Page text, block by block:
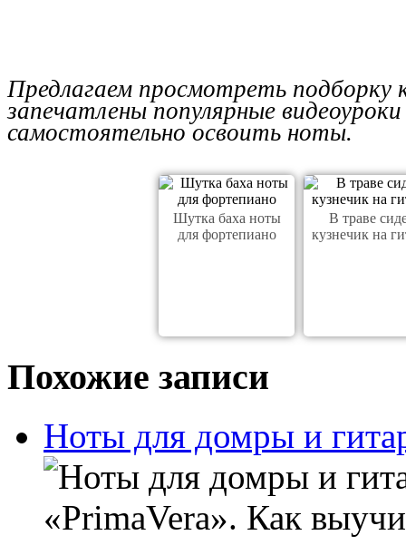
Предлагаем просмотреть подборку
запечатлены популярные
самостоятельно освоить ноты.
Шутка баха ноты
для фортепиано
В траве
кузнечик на
Похожие записи
Ноты для домры и
«PrimaVera». Как